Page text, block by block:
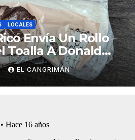
LOCALES
Envía Un Rollo
Toalla A Donald
Que Use Las Hojas
EL CANGRIMÁN